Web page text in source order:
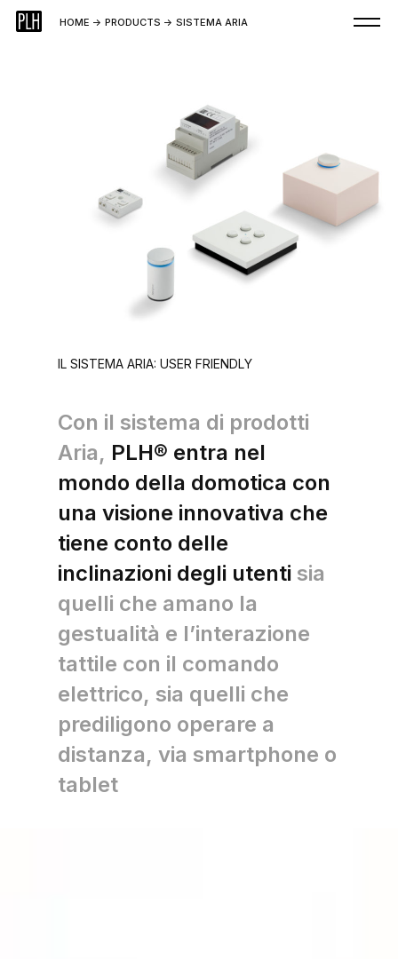
HOME -> PRODUCTS -> SISTEMA ARIA
IL SISTEMA ARIA: USER FRIENDLY
Con il sistema di prodotti
Aria, PLH® entra nel
mondo della domotica con
una visione innovativa che
tiene conto delle
inclinazioni degli utenti sia
quelli che amano la
gestualità e l’interazione
tattile con il comando
elettrico, sia quelli che
prediligono operare a
distanza, via smartphone o
tablet